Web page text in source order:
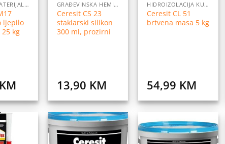
PRIBOR I MATERIJALI ZA POSTAVLJANJE PLOČICA
ljepilo
kg
KM
GRAĐEVINSKA HEMIJA
Ceresit CS 23
staklarski silikon
300 ml, prozirni
13,90 KM
HIDROIZOLACIJA KUPATILA
Ceresit CL 51
brtvena masa 5 kg
54,99 KM
Dodaj
Dodaj